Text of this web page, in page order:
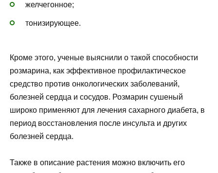
желчегонное;
тонизирующее.
Кроме этого, ученые выяснили о такой способности
розмарина, как эффективное профилактическое
средство против онкологических заболеваний,
болезней сердца и сосудов. Розмарин сушеный
широко применяют для лечения сахарного диабета, в
период восстановления после инсульта и других
болезней сердца.
Также в описание растения можно включить его